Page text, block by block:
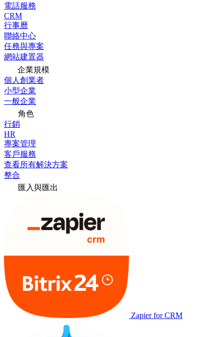
電話服務
CRM
行事曆
聯絡中心
任務與專案
網站建置器
企業規模
個人創業者
小型企業
一般企業
角色
行銷
HR
專案管理
客戶服務
查看所有解決方案
整合
匯入與匯出
Zapier for CRM